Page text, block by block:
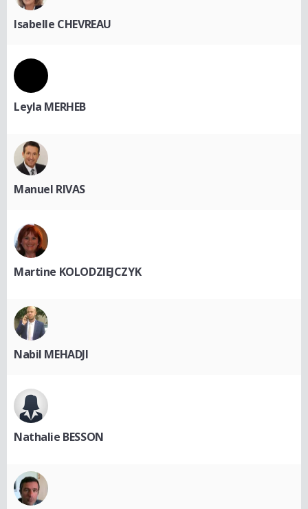
Isabelle CHEVREAU
Leyla MERHEB
Manuel RIVAS
Martine KOLODZIEJCZYK
Nabil MEHADJI
Nathalie BESSON